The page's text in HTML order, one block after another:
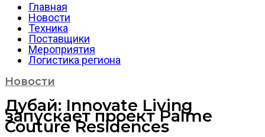
Главная
Новости
Техника
Поставщики
Мероприятия
Логистика региона
Новости
Дубай: Innovate Living
запускает проект Palme
Couture Residences